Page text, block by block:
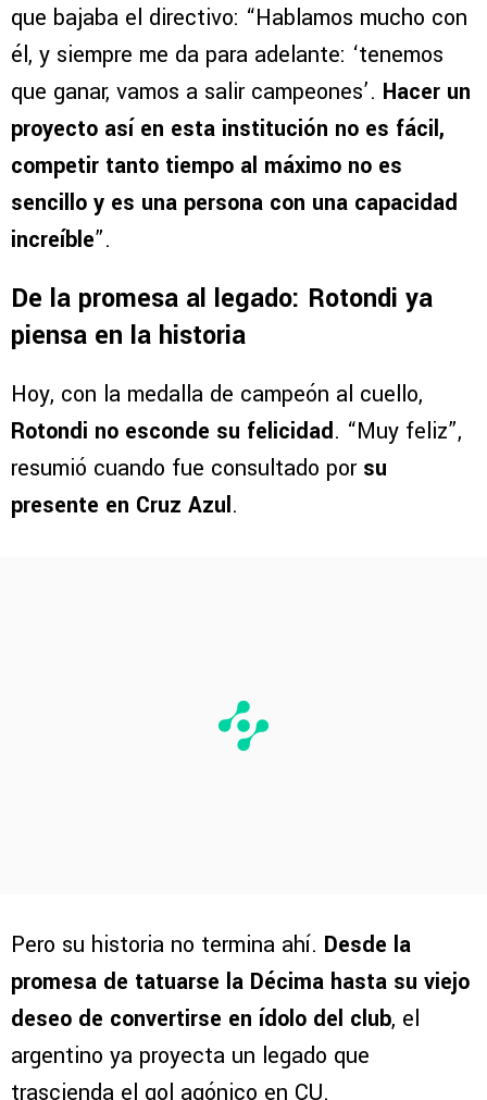
que bajaba el directivo: “Hablamos mucho con
él, y siempre me da para adelante: ‘tenemos
que ganar, vamos a salir campeones’. Hacer un
proyecto así en esta institución no es fácil,
competir tanto tiempo al máximo no es
sencillo y es una persona con una capacidad
increíble”.
De la promesa al legado: Rotondi ya
piensa en la historia
Hoy, con la medalla de campeón al cuello,
Rotondi no esconde su felicidad. “Muy feliz”,
resumió cuando fue consultado por su
presente en Cruz Azul.
Pero su historia no termina ahí. Desde la
promesa de tatuarse la Décima hasta su viejo
deseo de convertirse en ídolo del club, el
argentino ya proyecta un legado que
trascienda el gol agónico en CU.